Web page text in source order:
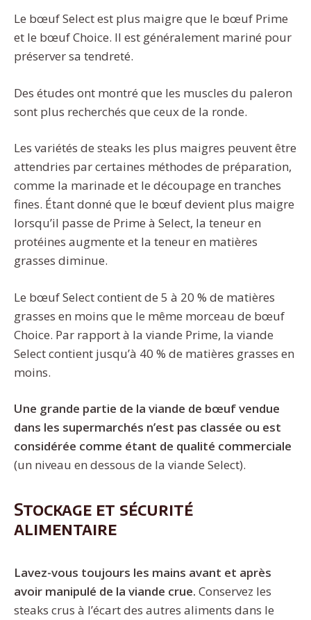
Le bœuf Select est plus maigre que le bœuf Prime
et le bœuf Choice. Il est généralement mariné pour
préserver sa tendreté.
Des études ont montré que les muscles du paleron
sont plus recherchés que ceux de la ronde.
Les variétés de steaks les plus maigres peuvent être
attendries par certaines méthodes de préparation,
comme la marinade et le découpage en tranches
fines. Étant donné que le bœuf devient plus maigre
lorsqu’il passe de Prime à Select, la teneur en
protéines augmente et la teneur en matières
grasses diminue.
Le bœuf Select contient de 5 à 20 % de matières
grasses en moins que le même morceau de bœuf
Choice. Par rapport à la viande Prime, la viande
Select contient jusqu’à 40 % de matières grasses en
moins.
Une grande partie de la viande de bœuf vendue
dans les supermarchés n’est pas classée ou est
considérée comme étant de qualité commerciale
(un niveau en dessous de la viande Select).
Stockage et sécurité
alimentaire
Lavez-vous toujours les mains avant et après
avoir manipulé de la viande crue. Conservez les
steaks crus à l’écart des autres aliments dans le